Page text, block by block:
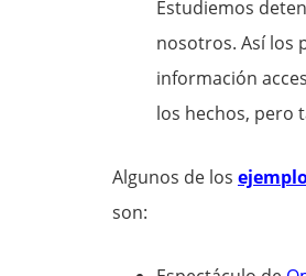
Estudiemos
nosotros. Así los
información
los hechos, pero
Algunos de los
son: